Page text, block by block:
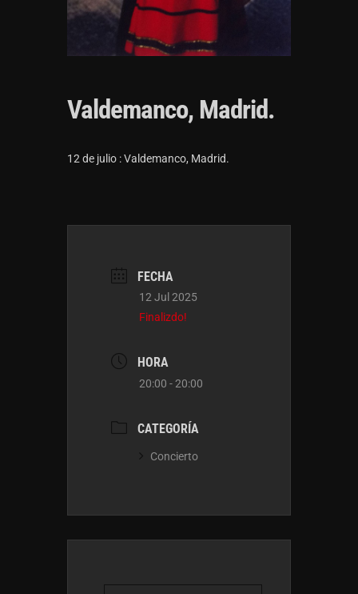
Valdemanco, Madrid.
12 de julio : Valdemanco, Madrid.
FECHA
12 Jul 2025
Finalizdo!
HORA
20:00 - 20:00
CATEGORÍA
Concierto